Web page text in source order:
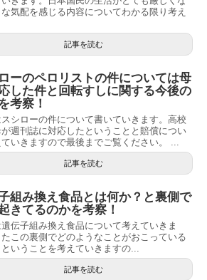
気配を感じる内容についてわかる限り考え
記事を読む
ーのペロリストの件については母
した件と回転すしに関する今後の
考察！
シローの件について書いていきます。高校
週刊誌に対応したということと賠償につい
いきますので最後までご覧ください。 ...
記事を読む
組み換え食品とは何か？と裏側で
きてるのかを考察！
伝子組み換え食品について考えていきま
この裏側でどのようなことがおこっている
いうことを考えていきますの...
記事を読む